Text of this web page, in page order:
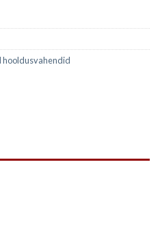
hooldusvahendid